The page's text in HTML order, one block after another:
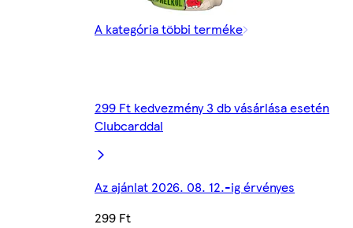
A kategória többi terméke
299 Ft kedvezmény 3 db vásárlása esetén
Clubcarddal
Az ajánlat 2026. 08. 12.-ig érvényes
299 Ft